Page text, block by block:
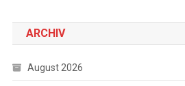
ARCHIV
August 2026